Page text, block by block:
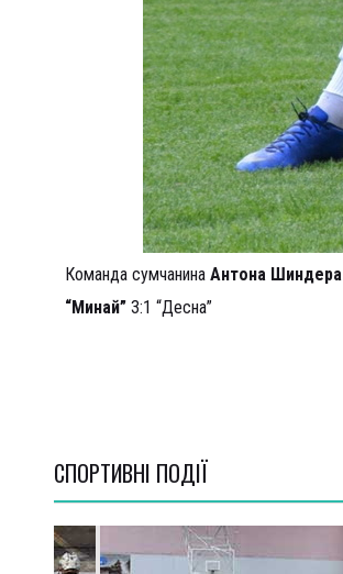
Команда сумчанина Антона Шиндера
“Минай” 3:1 “Десна”
СПОРТИВНI ПОДІЇ